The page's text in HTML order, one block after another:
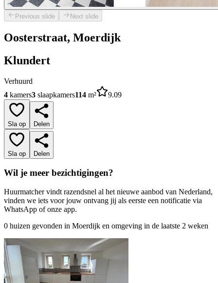
Previous slide Next slide
Oosterstraat, Moerdijk
Klundert
Verhuurd
4 kamers3 slaapkamers114 m² 9.09
Sla op Delen
Sla op Delen
Wil je meer bezichtigingen?
Huurmatcher vindt razendsnel al het nieuwe aanbod van Nederland,
vinden we iets voor jouw ontvang jij als eerste een notificatie via
WhatsApp of onze app.
0 huizen gevonden in Moerdijk en omgeving in de laatste 2 weken